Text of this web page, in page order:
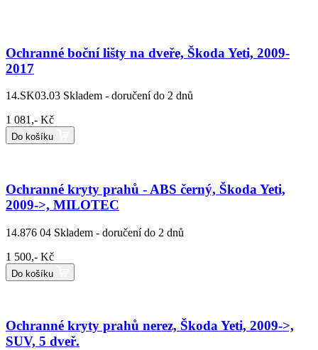
Ochranné boční lišty na dveře, Škoda Yeti, 2009-
2017
14.SK03.03 Skladem - doručení do 2 dnů
1 081,- Kč
Do košíku
Ochranné kryty prahů - ABS černý, Škoda Yeti,
2009->, MILOTEC
14.876 04 Skladem - doručení do 2 dnů
1 500,- Kč
Do košíku
Ochranné kryty prahů nerez, Škoda Yeti, 2009->,
SUV, 5 dveř.